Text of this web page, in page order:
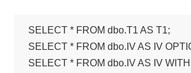
SELECT * FROM dbo.T1 AS T1;
SELECT * FROM dbo.IV AS IV
SELECT * FROM dbo.IV AS IV